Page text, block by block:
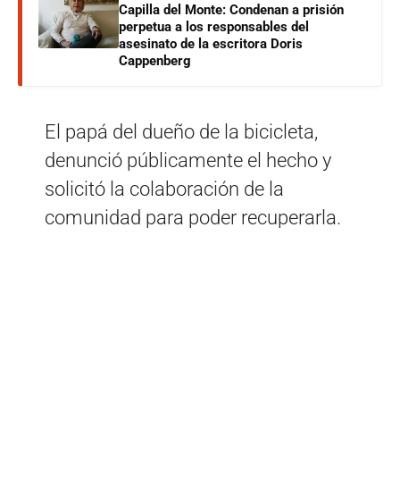
Capilla del Monte: Condenan a prisión
perpetua a los responsables del
asesinato de la escritora Doris
Cappenberg
El papá del dueño de la bicicleta,
denunció públicamente el hecho y
solicitó la colaboración de la
comunidad para poder recuperarla.